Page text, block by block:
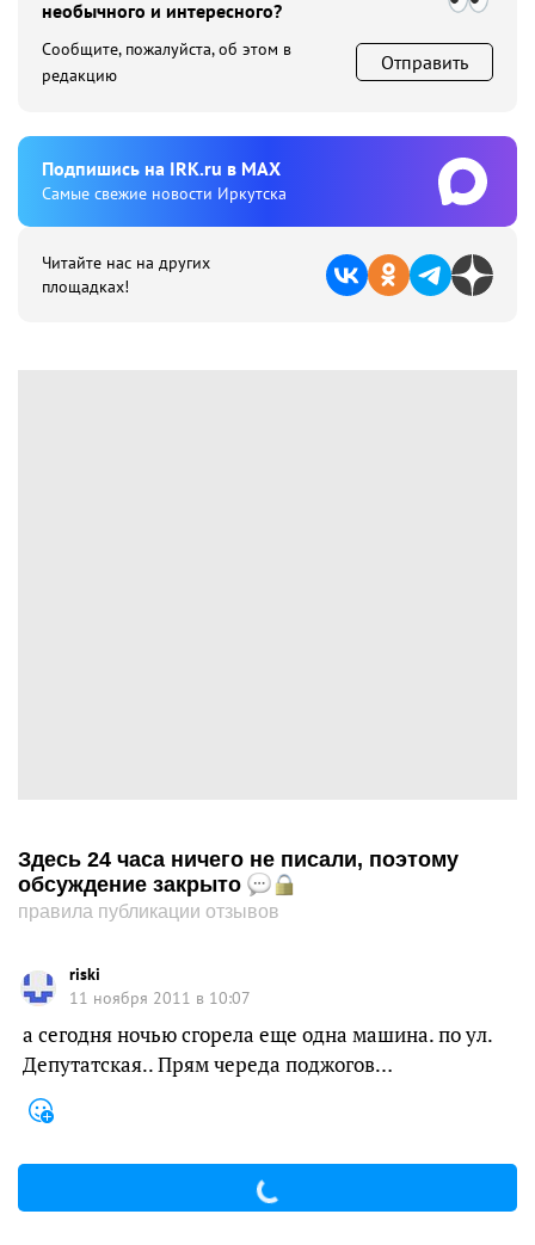
необычного и интересного?
Сообщите, пожалуйста, об этом в
редакцию
Отправить
Подпишиcь на IRK.ru в MAX
Cамые свежие новости Иркутска
Читайте нас на других
площадках!
Здесь 24 часа ничего не писали, поэтому
обсуждение закрыто
правила публикации отзывов
riski
11 ноября 2011 в 10:07
а сегодня ночью сгорела еще одна машина. по ул.
Депутатская.. Прям череда поджогов…